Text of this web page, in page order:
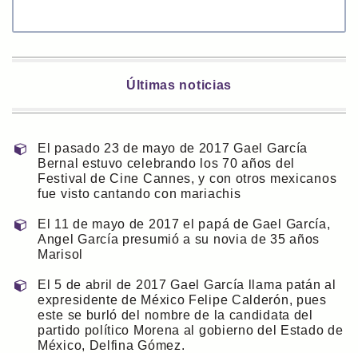
Últimas noticias
El pasado 23 de mayo de 2017 Gael García
Bernal estuvo celebrando los 70 años del
Festival de Cine Cannes, y con otros mexicanos
fue visto cantando con mariachis
El 11 de mayo de 2017 el papá de Gael García,
Angel García presumió a su novia de 35 años
Marisol
El 5 de abril de 2017 Gael García llama patán al
expresidente de México Felipe Calderón, pues
este se burló del nombre de la candidata del
partido político Morena al gobierno del Estado de
México, Delfina Gómez.